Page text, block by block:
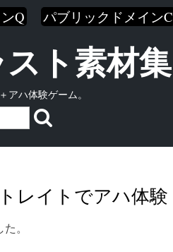
Q パブリックドメインC
ト素材集
アハ体験ゲーム。
レイトでアハ体験
。